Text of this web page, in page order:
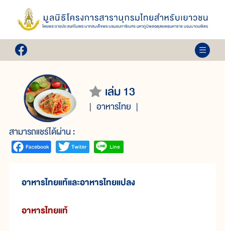
เล่ม 13
อาหารไทย
สามารถแชร์ได้ผ่าน :
อาหารไทยแท้และอาหารไทยแปลง
อาหารไทยแท้